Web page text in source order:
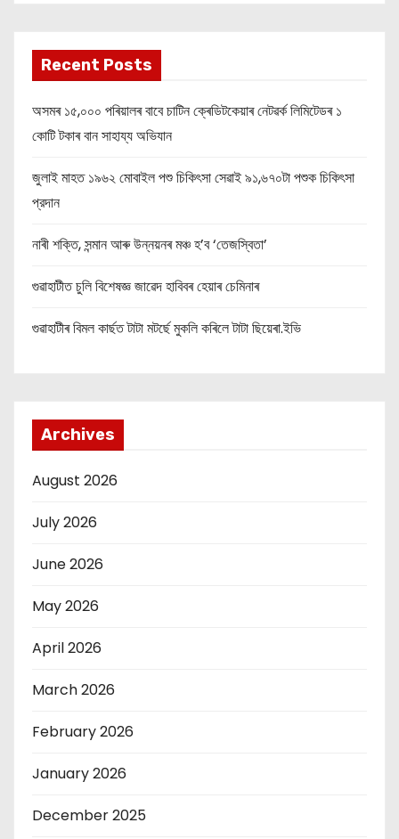
Recent Posts
অসমৰ ১৫,০০০ পৰিয়ালৰ বাবে চাটিন ক্ৰেডিটকেয়াৰ নেটৱৰ্ক লিমিটেডৰ ১
কোটি টকাৰ বান সাহায্য অভিযান
জুলাই মাহত ১৯৬২ মোবাইল পশু চিকিৎসা সেৱাই ৯১,৬৭০টা পশুক চিকিৎসা
প্রদান
নাৰী শক্তি, সন্মান আৰু উন্নয়নৰ মঞ্চ হ’ব ‘তেজস্বিতা’
গুৱাহাটীত চুলি বিশেষজ্ঞ জাৱেদ হাবিবৰ হেয়াৰ চেমিনাৰ
গুৱাহাটীৰ বিমল কাৰ্ছত টাটা মটৰ্ছে মুকলি কৰিলে টাটা ছিয়েৰা.ইভি
Archives
August 2026
July 2026
June 2026
May 2026
April 2026
March 2026
February 2026
January 2026
December 2025